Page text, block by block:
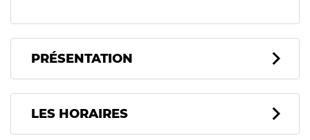
PRÉSENTATION
LES HORAIRES